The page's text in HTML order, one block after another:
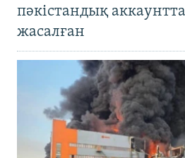
пәкістандық
жасалған